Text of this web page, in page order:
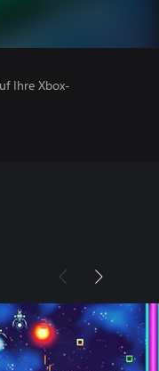
Ihre Xbox-